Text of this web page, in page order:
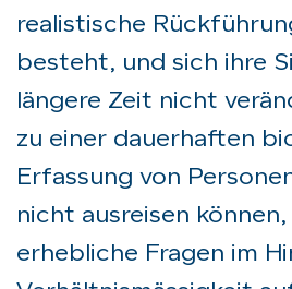
realistische
besteht, und sich ihre
längere Zeit nicht
zu einer dauerhaften
Erfassung von
nicht ausreisen
erhebliche Fragen im